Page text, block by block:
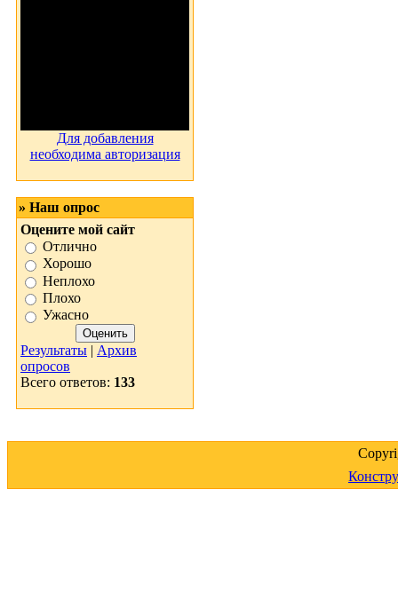
Для добавления
необходима авторизация
» Наш опрос
Оцените мой сайт
Отлично
Хорошо
Неплохо
Плохо
Ужасно
Результаты | Архив
опросов
Всего ответов: 133